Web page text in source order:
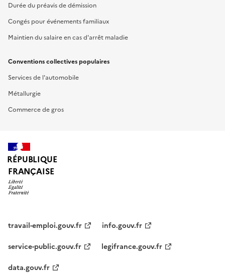
Durée du préavis de démission
Congés pour événements familiaux
Maintien du salaire en cas d'arrêt maladie
Conventions collectives populaires
Services de l'automobile
Métallurgie
Commerce de gros
RÉPUBLIQUE
FRANÇAISE
travail-emploi.gouv.fr
info.gouv.fr
service-public.gouv.fr
legifrance.gouv.fr
data.gouv.fr